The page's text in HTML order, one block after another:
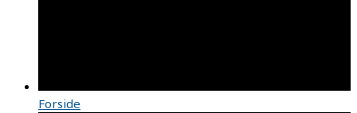
Forside